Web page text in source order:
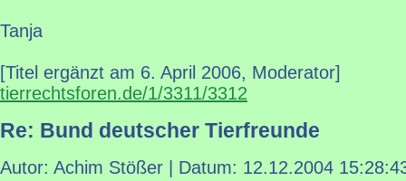
Tanja
[Titel ergänzt am 6. April 2006, Moderator]
tierrechtsforen.de/1/3311/3312
Re: Bund deutscher Tierfreunde
Autor: Achim Stößer | Datum: 12.12.2004